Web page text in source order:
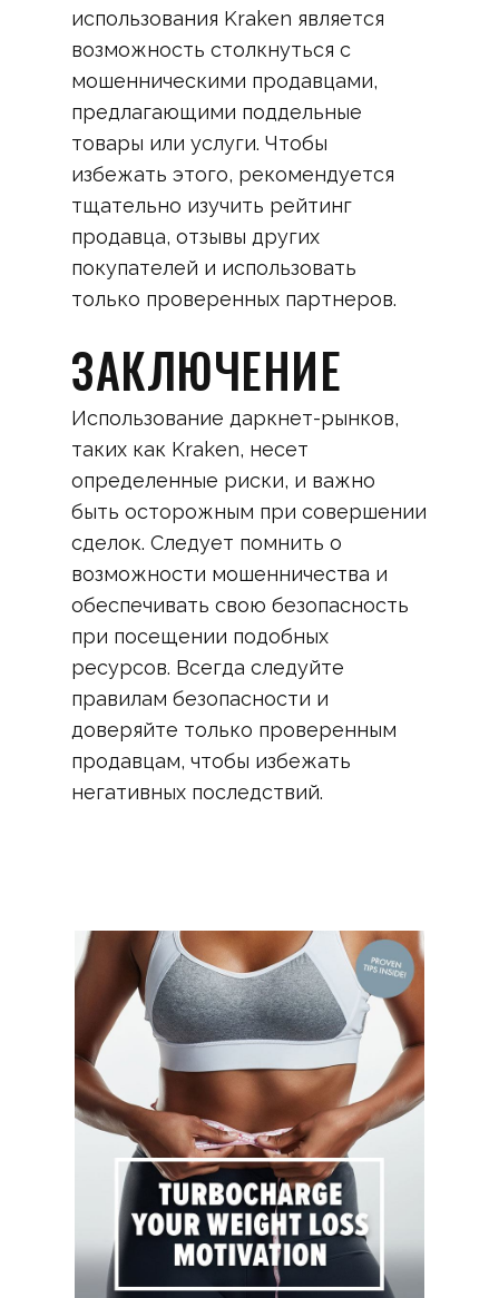
использования Kraken является
возможность столкнуться с
мошенническими продавцами,
предлагающими поддельные
товары или услуги. Чтобы
избежать этого, рекомендуется
тщательно изучить рейтинг
продавца, отзывы других
покупателей и использовать
только проверенных партнеров.
ЗАКЛЮЧЕНИЕ
Использование даркнет-рынков,
таких как Kraken, несет
определенные риски, и важно
быть осторожным при совершении
сделок. Следует помнить о
возможности мошенничества и
обеспечивать свою безопасность
при посещении подобных
ресурсов. Всегда следуйте
правилам безопасности и
доверяйте только проверенным
продавцам, чтобы избежать
негативных последствий.